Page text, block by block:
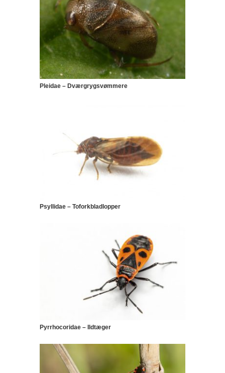
Pleidae – Dværgrygsvømmere
Psyllidae – Toforkbladlopper
Pyrrhocoridae – Ildtæger